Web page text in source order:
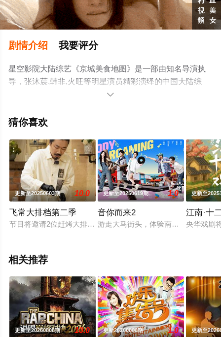
剧情介绍 我要评分
星空影院大陆综艺《京城美食地图》是一部由知名导演执
导，张沐莀,韩非,火旺等明星演员精彩演绎的中国大陆综
艺，手机免费观看高清无删减完整版综艺节目就上星空电
等平台了解。

猜你喜欢
更新至20250603期 10.0
飞常大排档第二季
节目将邀请2位赶烤大排档主理人，根据不同好友顾客的心愿菜
更新至20250619期 1.0
音你而来2
游走大马街头，体验南洋文化，一切
更新至
江南·十
央华戏剧
相关推荐
更新至20260808期 10.0 更新20260808期 1.0 更新至